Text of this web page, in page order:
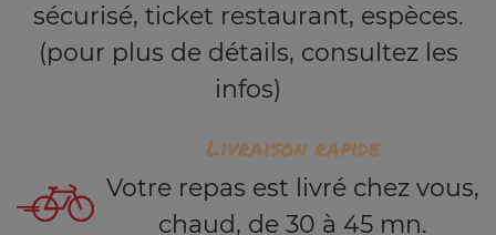
sécurisé, ticket restaurant, espèces.
(pour plus de détails, consultez les
infos)
Livraison rapide
Votre repas est livré chez vous,
chaud, de 30 à 45 mn.